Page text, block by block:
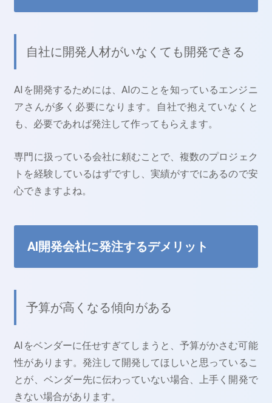
自社に開発人材がいなくても開発できる
AIを開発するためには、AIのことを知っているエンジニ
アさんが多く必要になります。自社で抱えていなくと
も、必要であれば発注して作ってもらえます。
専門に扱っている会社に頼むことで、複数のプロジェク
トを経験しているはずですし、実績がすでにあるので安
心できますよね。
AI開発会社に発注するデメリット
予算が高くなる傾向がある
AIをベンダーに任せすぎてしまうと、予算がかさむ可能
性があります。発注して開発してほしいと思っているこ
とが、ベンダー先に伝わっていない場合、上手く開発で
きない場合があります。